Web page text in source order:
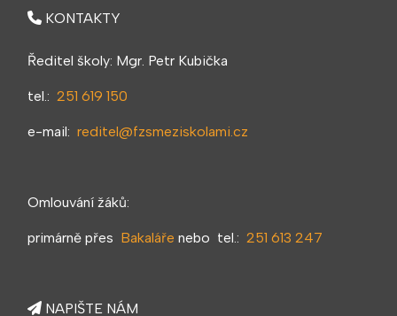
KONTAKTY
Ředitel školy: Mgr. Petr Kubička
tel.: 251 619 150
e-mail: reditel@fzsmeziskolami.cz
Omlouvání žáků:
primárně přes Bakaláře nebo tel.: 251 613 247
NAPIŠTE NÁM